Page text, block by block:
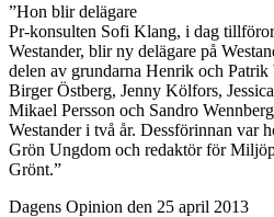
”Hon blir delägare
Pr-konsulten Sofi Klang, i dag
Westander, blir ny delägare på
delen av grundarna Henrik och Patrik
Birger Östberg, Jenny Kölfors,
Mikael Persson och Sandro
Westander i två år. Dessförinnan var
Grön Ungdom och redaktör för
Grönt.”
Dagens Opinion den 25 april 2013